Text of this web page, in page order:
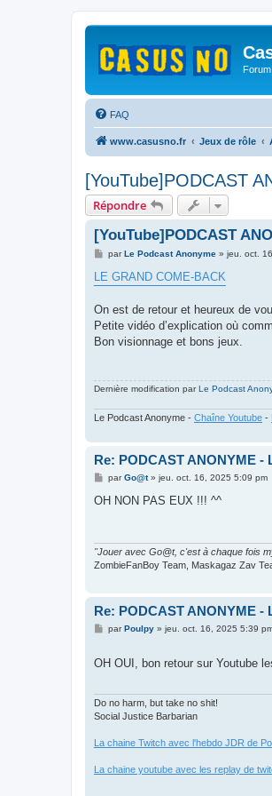
FAQ
www.casusno.fr Jeux de rôle
[YouTube]PODCAST
Répondre
[YouTube]PODCAST
M
s
s
g
e
parLe Podcast Anonyme» jeu. oct.
LE GRAND COME-BACK
On est de retour et heureux de
Petite vidéo d’explication où
Bon visionnage et bons jeux.
Dernière modification parLe Podcast
Le Podcast Anonyme - Chaîne Youtube -
Re: PODCAST ANONYME -
M
s
parGo@t» jeu. oct. 16, 2025 5:09 pm
OH NON PAS EUX !!! ^^
"Jouer avec Go@t, c'est à chaque fois
ZombieFanBoy Team, Maskagaz Zav
Re: PODCAST ANONYME -
M
s
a
parPoulpy» jeu. oct. 16, 2025 5:39
OH OUI, bon retour sur Youtube
Do no harm, but take no shit!
Social Justice Barbarian
La chaine Twitch avec l'hebdo JDR de
La chaine youtube avec les replay de